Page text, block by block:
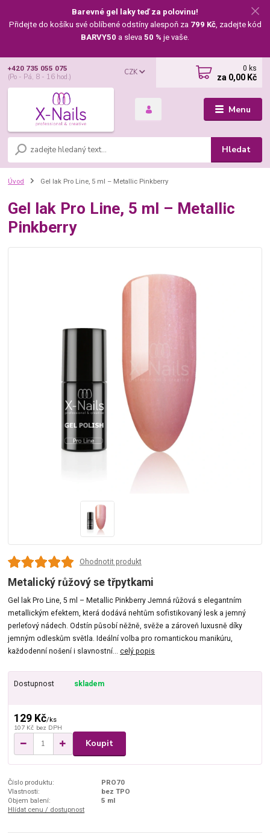
Barevné gel laky teď za polovinu!
Přidejte do košíku své oblíbené odstíny alespoň za 799 Kč, zadejte kód
BARVY50 a sleva 50 % je vaše.
Menu
CZK
Hledat
+420 735 055 075
(Po - Pá, 8 - 16 hod.)
0 ks
za 0,00 Kč
Úvod Gel lak Pro Line, 5 ml – Metallic Pinkberry
Gel lak Pro Line, 5 ml – Metallic
Pinkberry
Ohodnotit produkt
Metalický růžový se třpytkami
Gel lak Pro Line, 5 ml – Metallic Pinkberry Jemná růžová s elegantním
metallickým efektem, která dodává nehtům sofistikovaný lesk a jemný
perleťový nádech. Odstín působí něžně, svěže a zároveň luxusně díky
jemným odleskům světla. Ideální volba pro romantickou manikúru,
každodenní nošení i slavnostní...celý popis
Dostupnost skladem
129 Kč/ks
107 Kč bez DPH
Koupit
Číslo produktu:
PRO70
Vlastnosti:
bez TPO
Objem balení:
5 ml
Hlídat cenu / dostupnost